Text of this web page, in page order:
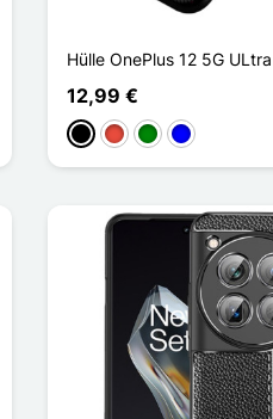
Hülle OnePlus 12 5G
12,99 €
Schwarz
Rot GrünBlau